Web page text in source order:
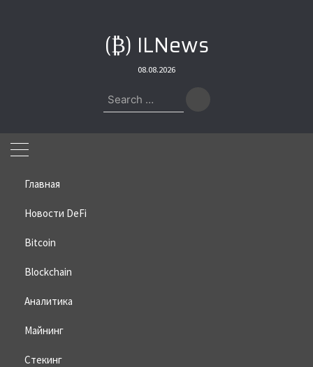
(₿) ILNews
08.08.2026
Search
for:
Главная
Новости DeFi
Bitcoin
Blockchain
Аналитика
Майнинг
Стекинг
Home»Bitcoin
Биткоину угрожает шатдаун 30
января
27.01.2026